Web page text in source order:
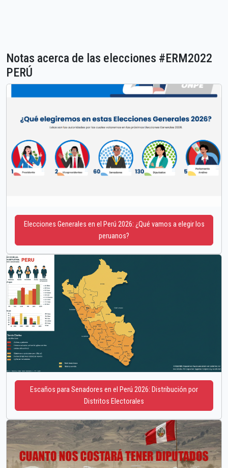
Notas acerca de las elecciones #ERM2022
PERÚ
Elecciones Generales en el Perú 2026: ¿Qué vamos a elegir los
peruanos?
Escaños para Senadores en el Perú 2026: Distribución por
Distritos Electorales